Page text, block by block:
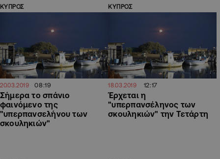
ΚΥΠΡΟΣ
20.03.2019 08:19
Σήμερα το σπάνιο
φαινόμενο της
"υπερπανσελήνου των
σκουληκιών"
ΚΥΠΡΟΣ
18.03.2019 12:17
Έρχεται η
"υπερπανσέληνος των
σκουληκιών" την Τετάρτη